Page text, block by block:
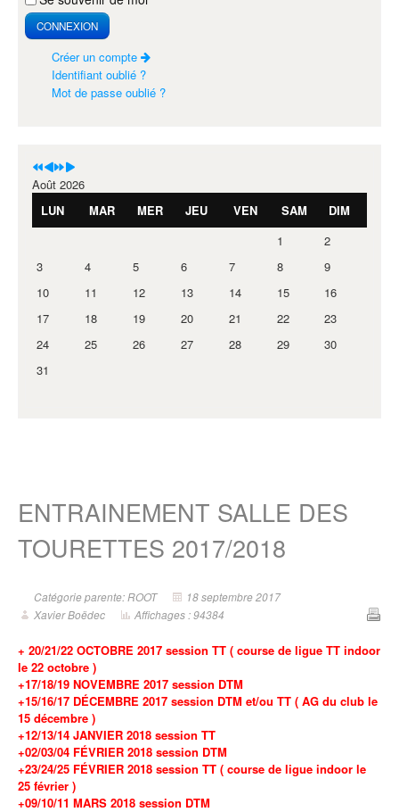
CONNEXION
Créer un compte
Identifiant oublié ?
Mot de passe oublié ?
Août 2026
LUN
MAR MER JEU VEN SAM
DIM
1
2
3
4 5 6 7 8
9
10
11 12 13 14 15
16
17
18 19 20 21 22
23
24
25 26 27 28 29
30
31
ENTRAINEMENT SALLE DES
TOURETTES 2017/2018
Catégorie parente: ROOT
18 septembre 2017
Xavier Boëdec
Affichages : 94384
+ 20/21/22 OCTOBRE 2017 session TT ( course de ligue TT indoor
le 22 octobre )
+17/18/19 NOVEMBRE 2017 session DTM
+15/16/17 DÉCEMBRE 2017 session DTM et/ou TT ( AG du club le
15 décembre )
+12/13/14 JANVIER 2018 session TT
+02/03/04 FÉVRIER 2018 session DTM
+23/24/25 FÉVRIER 2018 session TT ( course de ligue indoor le
25 février )
+09/10/11 MARS 2018 session DTM